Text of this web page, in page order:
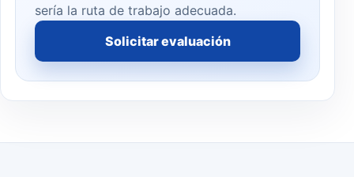
sería la ruta de trabajo adecuada.
Solicitar evaluación